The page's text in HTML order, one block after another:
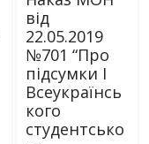
від
22.05.2019
№701 “Про
підсумки І
Всеукраїнсь
кого
студентсько